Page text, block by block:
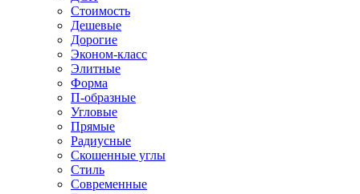
Стоимость
Дешевые
Дорогие
Эконом-класс
Элитные
Форма
П-образные
Угловые
Прямые
Радиусные
Скошенные углы
Стиль
Современные